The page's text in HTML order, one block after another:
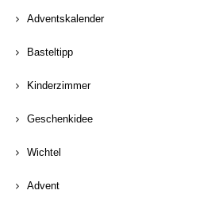
Adventskalender
Basteltipp
Kinderzimmer
Geschenkidee
Wichtel
Advent